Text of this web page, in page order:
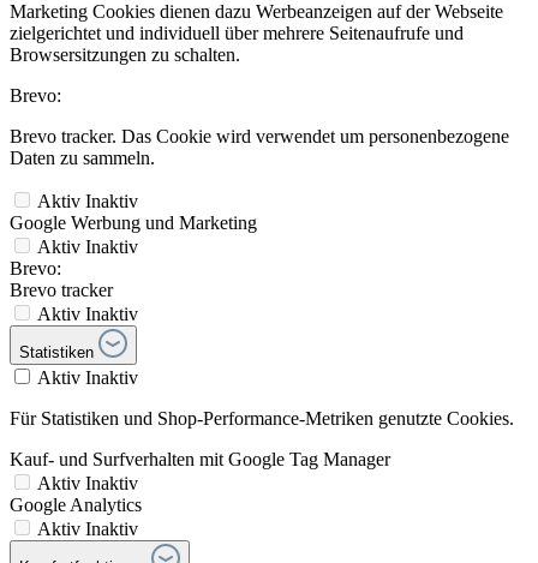
Marketing Cookies dienen dazu Werbeanzeigen auf der Webseite
zielgerichtet und individuell über mehrere Seitenaufrufe und
Browsersitzungen zu schalten.
Brevo:
Brevo tracker. Das Cookie wird verwendet um personenbezogene
Daten zu sammeln.
Aktiv Inaktiv
Google Werbung und Marketing
Aktiv Inaktiv
Brevo:
Brevo tracker
Aktiv Inaktiv
Statistiken
Aktiv Inaktiv
Für Statistiken und Shop-Performance-Metriken genutzte Cookies.
Kauf- und Surfverhalten mit Google Tag Manager
Aktiv Inaktiv
Google Analytics
Aktiv Inaktiv